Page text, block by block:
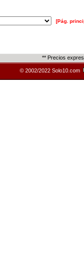
[Pág.
** Precios
© 2002/2022 Solo10.com